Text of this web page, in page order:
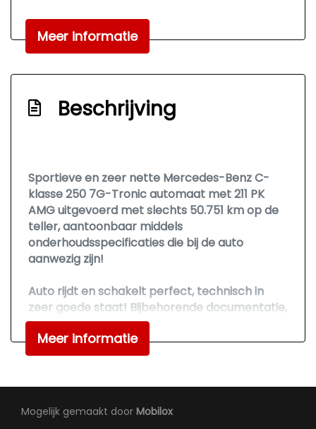
Led dagrijverlichting
Lichtmetalen velgen 18"
Parkeer assistent
Parkeersensor achter
Parkeersensor voor
Parkeersensor voor en achter
verwarmbaar
Sportonderstel
Sportvelgen
Meer informatie
Beschrijving
Sportieve en zeer nette Mercedes-Benz C-
klasse 250 7G-Tronic automaat met 211 PK
AMG uitgevoerd met slechts 50.751 km op de
teller, aantoonbaar middels
onderhoudsspecificaties die bij de auto
aanwezig zijn!
Auto rijdt en schakelt perfect, technisch in
zeer goede staat! Bijbehorende documentatie,
handleidingen, onderhoudsboeken en facturen
zijn aanwezig, alle keuringen toegestaan!
Autotelefoonvoorbereiding,
Achteruitrijcamera, Adaptive Cruise
Control, Automatisch
Meer informatie
Mogelijk gemaakt door Mobilox